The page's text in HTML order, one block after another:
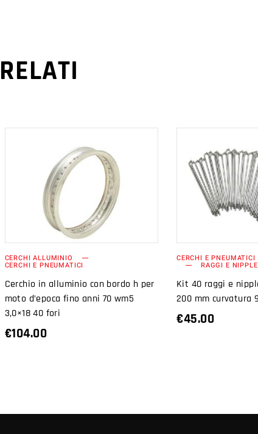
AGGIUNGI AL
CARRELLO
CERCHI ALLUMINIO
CERCHI E PNEUMATICI
Cerchio in alluminio con bordo h per
moto d’epoca fino anni 70 wm5
3,0×18 40 fori
€104.00
CERCHI E PNEUMATICI
RAGGI E
Kit 40 raggi e
200 mm curvatura
€45.00